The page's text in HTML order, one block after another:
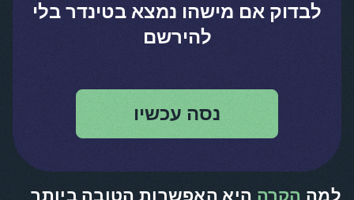
לבדוק אם מישהו נמצא בטינדר בלי
להירשם
נסה עכשיו
למה הקרה היא האפשרות הטובה ביותר